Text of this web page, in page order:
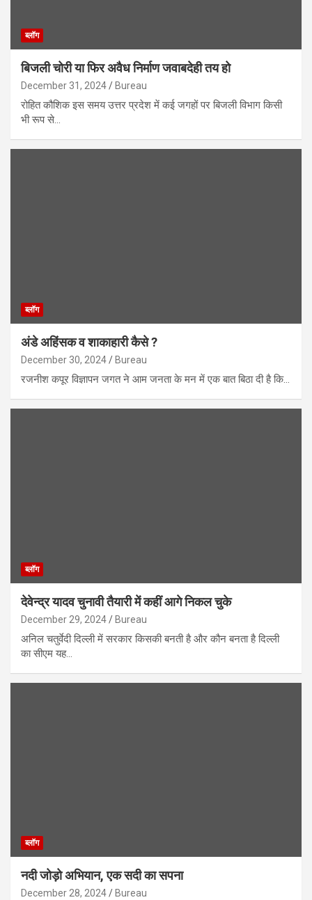
ब्लॉग
बिजली चोरी या फिर अवैध निर्माण जवाबदेही तय हो
December 31, 2024 Bureau
रोहित कौशिक इस समय उत्तर प्रदेश में कई जगहों पर बिजली विभाग किसी
भी रूप से…
ब्लॉग
अंडे अहिंसक व शाकाहारी कैसे ?
December 30, 2024 Bureau
रजनीश कपूर विज्ञापन जगत ने आम जनता के मन में एक बात बिठा दी है कि…
ब्लॉग
देवेन्द्र यादव चुनावी तैयारी में कहीं आगे निकल चुके
December 29, 2024 Bureau
अनिल चतुर्वेदी दिल्ली में सरकार किसकी बनती है और कौन बनता है दिल्ली
का सीएम यह…
ब्लॉग
नदी जोड़ो अभियान, एक सदी का सपना
December 28, 2024 Bureau